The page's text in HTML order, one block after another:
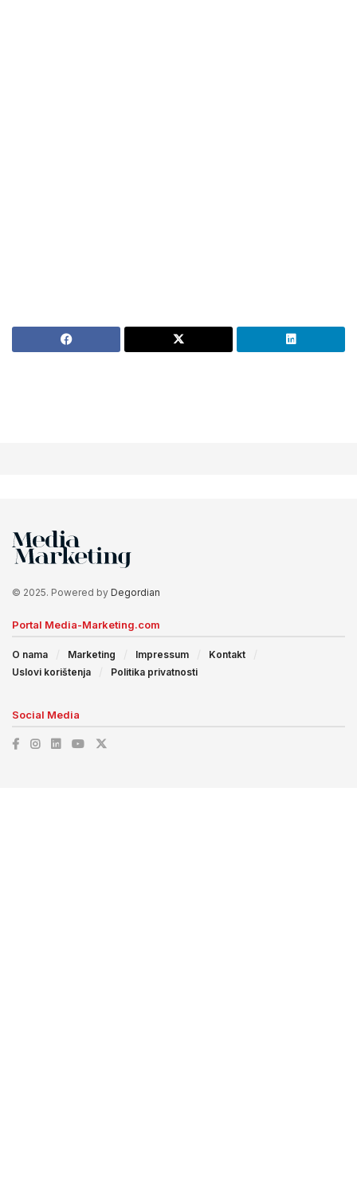
© 2025. Powered by Degordian
Portal Media-Marketing.com
O nama Marketing Impressum
Kontakt
Uslovi korištenja
Politika privatnosti
Social Media